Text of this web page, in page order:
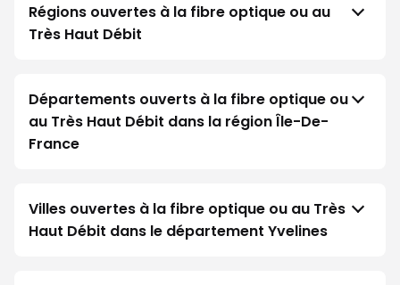
Régions ouvertes à la fibre optique ou au
Très Haut Débit
Départements ouverts à la fibre optique ou
au Très Haut Débit dans la région Île-De-
France
Villes ouvertes à la fibre optique ou au Très
Haut Débit dans le département Yvelines